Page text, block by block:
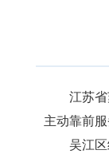
江苏
主动靠前
吴江